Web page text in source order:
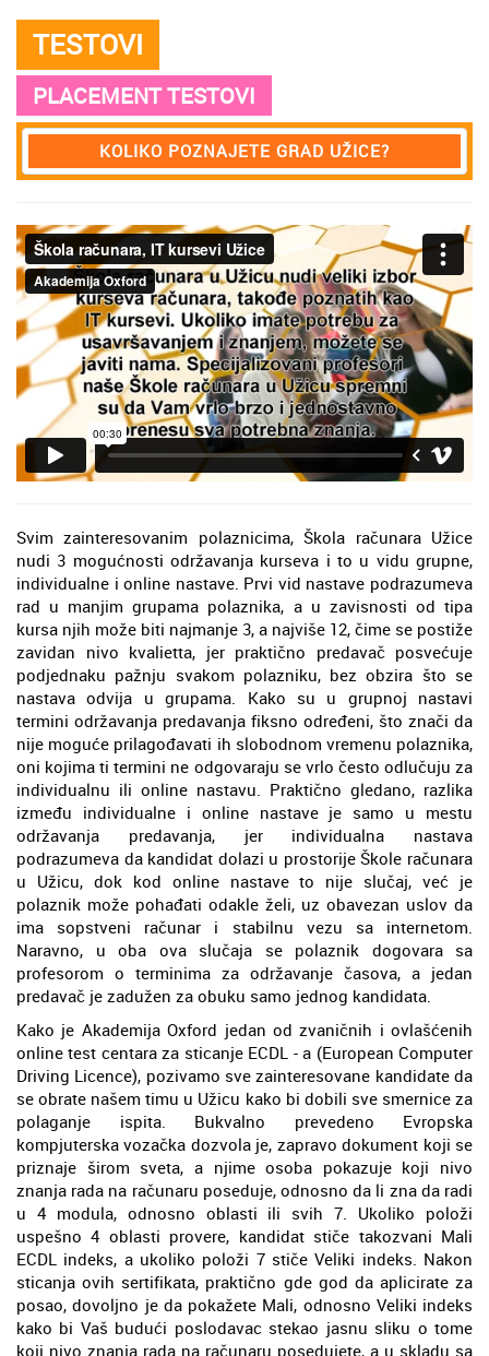
TESTOVI
PLACEMENT TESTOVI
KOLIKO POZNAJETE GRAD UŽICE?
Svim zainteresovanim polaznicima, Škola računara Užice
nudi 3 mogućnosti održavanja kurseva i to u vidu grupne,
individualne i online nastave. Prvi vid nastave podrazumeva
rad u manjim grupama polaznika, a u zavisnosti od tipa
kursa njih može biti najmanje 3, a najviše 12, čime se postiže
zavidan nivo kvalietta, jer praktično predavač posvećuje
podjednaku pažnju svakom polazniku, bez obzira što se
nastava odvija u grupama. Kako su u grupnoj nastavi
termini održavanja predavanja fiksno određeni, što znači da
nije moguće prilagođavati ih slobodnom vremenu polaznika,
oni kojima ti termini ne odgovaraju se vrlo često odlučuju za
individualnu ili online nastavu. Praktično gledano, razlika
između individualne i online nastave je samo u mestu
održavanja predavanja, jer individualna nastava
podrazumeva da kandidat dolazi u prostorije Škole računara
u Užicu, dok kod online nastave to nije slučaj, već je
polaznik može pohađati odakle želi, uz obavezan uslov da
ima sopstveni računar i stabilnu vezu sa internetom.
Naravno, u oba ova slučaja se polaznik dogovara sa
profesorom o terminima za održavanje časova, a jedan
predavač je zadužen za obuku samo jednog kandidata.
Kako je Akademija Oxford jedan od zvaničnih i ovlašćenih
online test centara za sticanje ECDL - a (European Computer
Driving Licence), pozivamo sve zainteresovane kandidate da
se obrate našem timu u Užicu kako bi dobili sve smernice za
polaganje ispita. Bukvalno prevedeno Evropska
kompjuterska vozačka dozvola je, zapravo dokument koji se
priznaje širom sveta, a njime osoba pokazuje koji nivo
znanja rada na računaru poseduje, odnosno da li zna da radi
u 4 modula, odnosno oblasti ili svih 7. Ukoliko položi
uspešno 4 oblasti provere, kandidat stiče takozvani Mali
ECDL indeks, a ukoliko položi 7 stiče Veliki indeks. Nakon
sticanja ovih sertifikata, praktično gde god da aplicirate za
posao, dovoljno je da pokažete Mali, odnosno Veliki indeks
kako bi Vaš budući poslodavac stekao jasnu sliku o tome
koji nivo znanja rada na računaru posedujete, a u skladu sa